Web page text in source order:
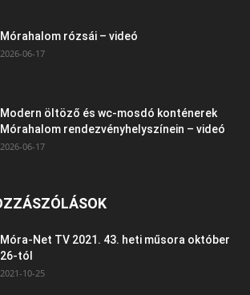
Mórahalom rózsái – videó
2026-06-17
Modern öltöző és wc-mosdó konténerek
Mórahalom rendezvényhelyszínein – videó
2026-06-17
Móra-Net TV 2021. 43. heti műsora október
26-tól
2021-10-25